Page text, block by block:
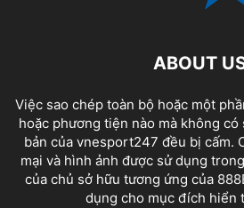
ABOUT
Việc sao chép toàn bộ hoặc một
hoặc phương tiện nào mà không có
bản của vnesport247 đều bị cấm.
mại và hình ảnh được sử dụng
của chủ sở hữu tương ứng của
dụng cho mục đích hiển